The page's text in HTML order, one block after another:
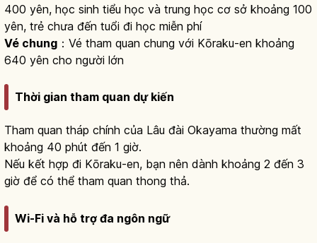
400 yên, học sinh tiểu học và trung học cơ sở khoảng 100
yên, trẻ chưa đến tuổi đi học miễn phí
Vé chung ：Vé tham quan chung với Kōraku-en khoảng
640 yên cho người lớn
Thời gian tham quan dự kiến
Tham quan tháp chính của Lâu đài Okayama thường mất
khoảng 40 phút đến 1 giờ.
Nếu kết hợp đi Kōraku-en, bạn nên dành khoảng 2 đến 3
giờ để có thể tham quan thong thả.
Wi-Fi và hỗ trợ đa ngôn ngữ